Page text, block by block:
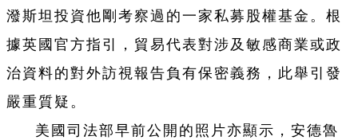
潑斯坦投資他剛考察過的一家私募股權基金。根
據英國官方指引，貿易代表對涉及敏感商業或政
治資料的對外訪視報告負有保密義務，此舉引發
嚴重質疑。
美國司法部早前公開的照片亦顯示，安德魯